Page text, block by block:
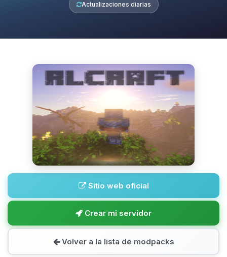
Actualizaciones diarias
Sitio web oficial
Crear mi servidor
Volver a la lista de modpacks